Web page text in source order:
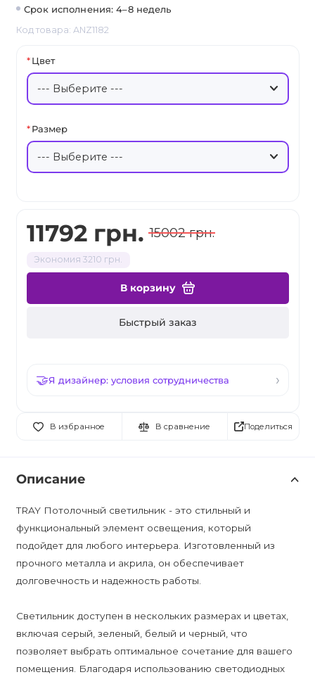
Срок исполнения: 4–8 недель
Код товара: ANZ1182
11792 грн. 15002 грн.
Экономия 3210 грн.
В корзину
Быстрый заказ
Я дизайнер: условия сотрудничества
В избранное В сравнение
Цвет
Размер
Поделиться
Описание
TRAY Потолочный светильник - это стильный и
функциональный элемент освещения, который
подойдет для любого интерьера. Изготовленный из
прочного металла и акрила, он обеспечивает
долговечность и надежность работы.
Светильник доступен в нескольких размерах и цветах,
включая серый, зеленый, белый и черный, что
позволяет выбрать оптимальное сочетание для вашего
помещения. Благодаря использованию светодиодных